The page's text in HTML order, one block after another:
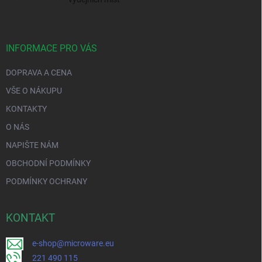
INFORMACE PRO VÁS
DOPRAVA A CENA
VŠE O NÁKUPU
KONTAKTY
O NÁS
NAPIŠTE NÁM
OBCHODNÍ PODMÍNKY
PODMÍNKY OCHRANY
KONTAKT
e-shop@microware.eu
221 490 115